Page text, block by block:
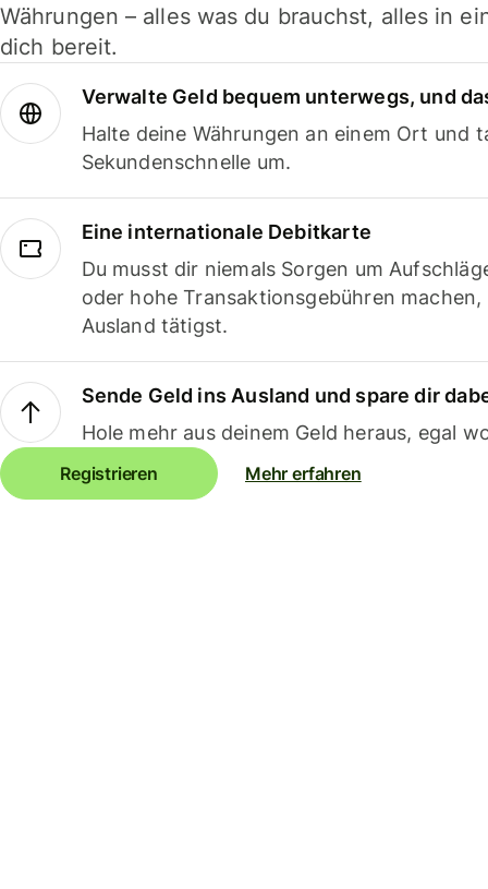
Währungen – alles was du brauchst, alles in
dich bereit.
Verwalte Geld bequem unterwegs, und
Halte deine Währungen an einem Ort und
Sekundenschnelle um.
Eine internationale Debitkarte
Du musst dir niemals Sorgen um
oder hohe Transaktionsgebühren
Ausland tätigst.
Sende Geld ins Ausland und spare dir
Hole mehr aus deinem Geld heraus, egal
Registrieren Mehr erfahren